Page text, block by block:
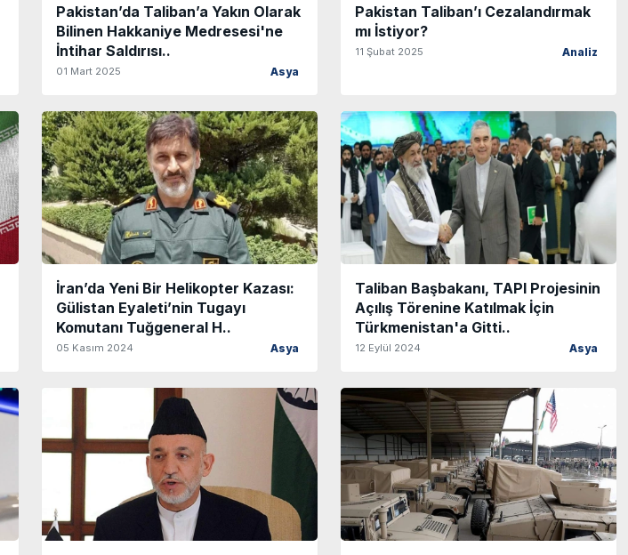
Pakistan’da Taliban’a Yakın Olarak
Bilinen Hakkaniye Medresesi'ne
İntihar Saldırısı..
01 Mart 2025 Asya
Pakistan Taliban’ı Cezalandırmak
mı İstiyor?
11 Şubat 2025 Analiz
İran’da Yeni Bir Helikopter Kazası:
Gülistan Eyaleti’nin Tugayı
Komutanı Tuğgeneral H..
05 Kasım 2024 Asya
Taliban Başbakanı, TAPI Projesinin
Açılış Törenine Katılmak İçin
Türkmenistan'a Gitti..
12 Eylül 2024 Asya